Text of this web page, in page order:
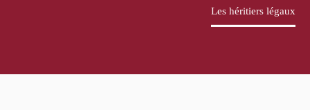
Les héritiers légaux